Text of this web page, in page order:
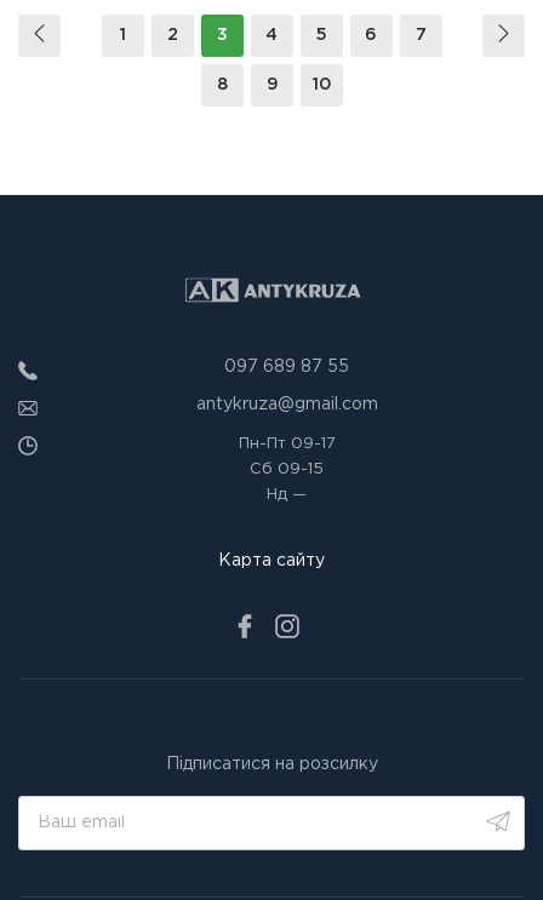
1 2 3 4 5 6 7
8 9 10
097 689 87 55
antykruza@gmail.com
Пн-Пт09-17
Сб 09-15
Нд —
Карта сайту
Підписатися на розсилку